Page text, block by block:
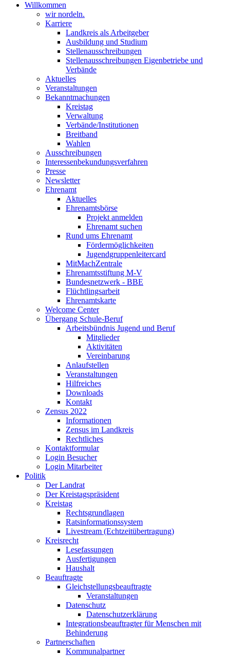
Willkommen
wir nordeln.
Karriere
Landkreis als Arbeitgeber
Ausbildung und Studium
Stellenausschreibungen
Stellenausschreibungen Eigenbetriebe und
Verbände
Aktuelles
Veranstaltungen
Bekanntmachungen
Kreistag
Verwaltung
Verbände/Institutionen
Breitband
Wahlen
Ausschreibungen
Interessen­bekundungsverfahren
Presse
Newsletter
Ehrenamt
Aktuelles
Ehrenamtsbörse
Projekt anmelden
Ehrenamt suchen
Rund ums Ehrenamt
Fördermöglichkeiten
Jugendgruppenleitercard
MitMachZentrale
Ehrenamtsstiftung M-V
Bundesnetzwerk - BBE
Flüchtlingsarbeit
Ehrenamtskarte
Welcome Center
Übergang Schule-Beruf
Arbeitsbündnis Jugend und Beruf
Mitglieder
Aktivitäten
Vereinbarung
Anlaufstellen
Veranstaltungen
Hilfreiches
Downloads
Kontakt
Zensus 2022
Informationen
Zensus im Landkreis
Rechtliches
Kontaktformular
Login Besucher
Login Mitarbeiter
Politik
Der Landrat
Der Kreistagspräsident
Kreistag
Rechtsgrundlagen
Ratsinformationssystem
Livestream (Echtzeitübertragung)
Kreisrecht
Lesefassungen
Ausfertigungen
Haushalt
Beauftragte
Gleichstellungsbeauftragte
Veranstaltungen
Datenschutz
Datenschutzerklärung
Integrationsbeauftragter für Menschen mit
Behinderung
Partnerschaften
Kommunalpartner